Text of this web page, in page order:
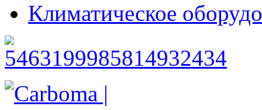
Климатическое